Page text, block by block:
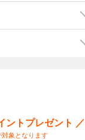
ントプレゼント ／
象となります